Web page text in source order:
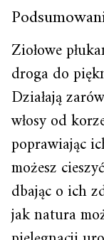
Ziołowe
droga do
Działają
włosy od
poprawiając
możesz
dbając o ich
jak natura